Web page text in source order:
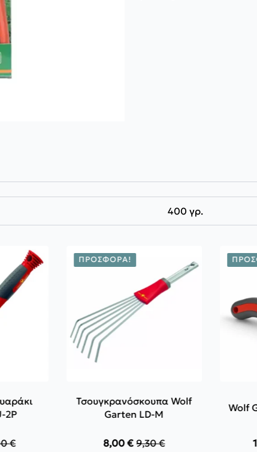
400 γρ.
2P
€
ΠΡΟΣΦΟΡΆ!
Τσουγκρανόσκουπα Wolf
Garten LD-M
9,30€
Original
8,00€Η
Wolf